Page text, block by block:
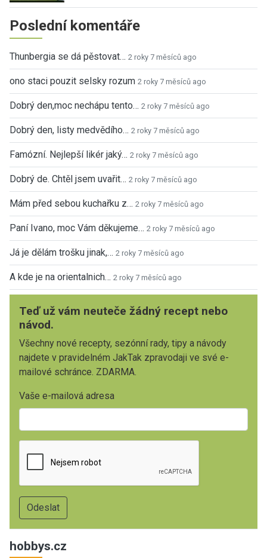
Poslední komentáře
Thunbergia se dá pěstovat… 2 roky 7 měsíců ago
ono staci pouzit selsky rozum 2 roky 7 měsíců ago
Dobrý den,moc nechápu tento… 2 roky 7 měsíců ago
Dobrý den, listy medvědího… 2 roky 7 měsíců ago
Famózní. Nejlepší likér jaký… 2 roky 7 měsíců ago
Dobrý de. Chtěl jsem uvařit… 2 roky 7 měsíců ago
Mám před sebou kuchařku z… 2 roky 7 měsíců ago
Paní Ivano, moc Vám děkujeme… 2 roky 7 měsíců ago
Já je dělám trošku jinak,… 2 roky 7 měsíců ago
A kde je na orientalnich… 2 roky 7 měsíců ago
Teď už vám neuteče žádný recept nebo
návod.
Všechny nové recepty, sezónní rady, tipy a návody
najdete v pravidelném JakTak zpravodaji ve své e-
mailové schránce. ZDARMA.
Vaše e-mailová adresa
hobbys.cz